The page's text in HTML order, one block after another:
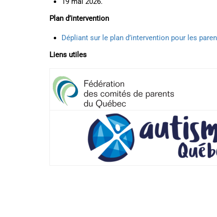
Plan d’intervention
Dépliant sur le plan d’intervention pour les
Liens utiles